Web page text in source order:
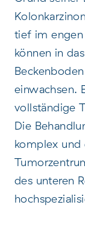
tief im engen
können in
einwachsen.
vollständige
Die
komplex und
des unteren